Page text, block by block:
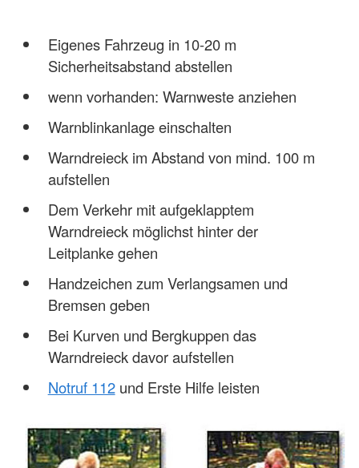
Eigenes Fahrzeug in 10-20 m
Sicherheitsabstand abstellen
wenn vorhanden: Warnweste anziehen
Warnblinkanlage einschalten
Warndreieck im Abstand von mind. 100 m
aufstellen
Dem Verkehr mit aufgeklapptem
Warndreieck möglichst hinter der
Leitplanke gehen
Handzeichen zum Verlangsamen und
Bremsen geben
Bei Kurven und Bergkuppen das
Warndreieck davor aufstellen
Notruf 112und Erste Hilfe leisten